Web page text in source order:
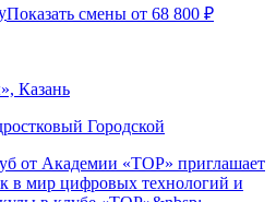
Показать смены от 68 800 ₽
Казань
Городской
от Академии «ТОР» приглашает
в мир цифровых технологий и